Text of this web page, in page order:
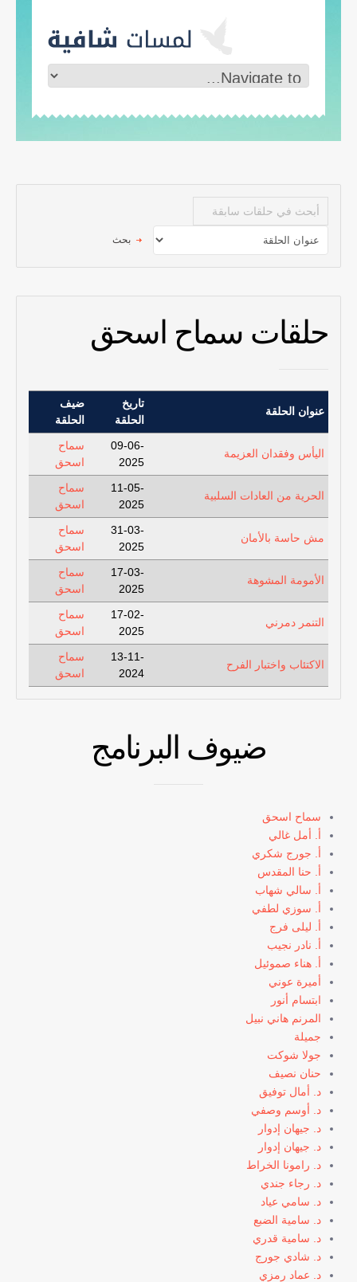
حلقات سماح اسحق
عنوان الحلقة
تاريخ
الحلقة
ضيف
الحلقة
اليأس وفقدان العزيمة
09-06-
2025
سماح
اسحق
الحرية من العادات السلبية
11-05-
2025
سماح
اسحق
مش حاسة بالأمان
31-03-
2025
سماح
اسحق
الأمومة المشوهة
17-03-
2025
سماح
اسحق
التنمر دمرني
17-02-
2025
سماح
اسحق
الاكتئاب واختبار الفرح
13-11-
2024
سماح
اسحق
ضيوف البرنامج
سماح اسحق
أ. أمل غالي
أ. جورج شكري
أ. حنا المقدس
أ. سالي شهاب
أ. سوزي لطفي
أ. ليلى فرج
أ. نادر نجيب
أ. هناء صموئيل
أميرة عوني
ابتسام أنور
المرنم هاني نبيل
جميلة
جولا شوكت
حنان نصيف
د. أمال توفيق
د. أوسم وصفي
د. جيهان إدوار
د. جيهان إدوار
د. رامونا الخراط
د. رجاء جندي
د. سامي عياد
د. سامية الضبع
د. سامية قدري
د. شادي جورج
د. عماد رمزي